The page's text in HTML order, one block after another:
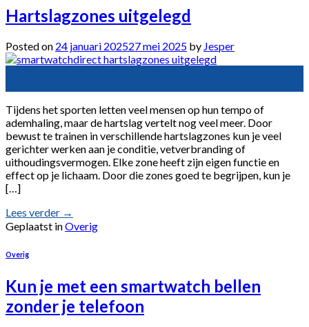
Hartslagzones uitgelegd
Posted on 24 januari 202527 mei 2025 by Jesper
Tijdens het sporten letten veel mensen op hun tempo of
ademhaling, maar de hartslag vertelt nog veel meer. Door
bewust te trainen in verschillende hartslagzones kun je veel
gerichter werken aan je conditie, vetverbranding of
uithoudingsvermogen. Elke zone heeft zijn eigen functie en
effect op je lichaam. Door die zones goed te begrijpen, kun je
[…]
Lees verder →
Geplaatst inOverig
Overig
Kun je met een smartwatch bellen
zonder je telefoon